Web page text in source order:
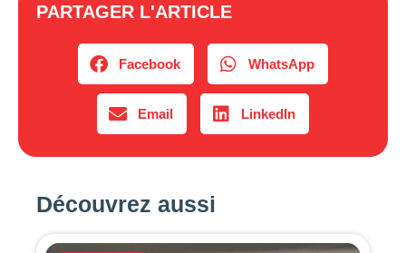
PARTAGER L'ARTICLE
Facebook WhatsApp
Email LinkedIn
Découvrez aussi